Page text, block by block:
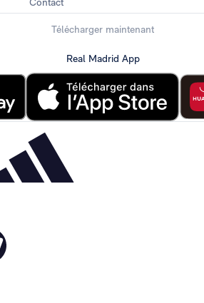
Télécharger maintenant
Real Madrid App